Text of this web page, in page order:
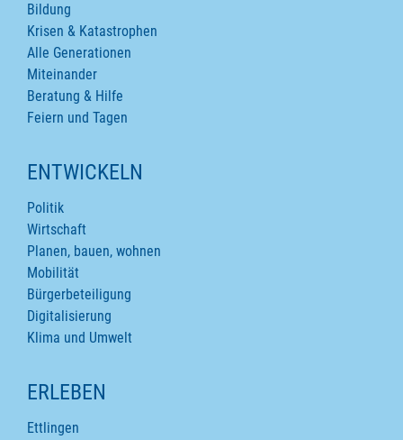
Bildung
Krisen & Katastrophen
Alle Generationen
Miteinander
Beratung & Hilfe
Feiern und Tagen
ENTWICKELN
Politik
Wirtschaft
Planen, bauen, wohnen
Mobilität
Bürgerbeteiligung
Digitalisierung
Klima und Umwelt
ERLEBEN
Ettlingen